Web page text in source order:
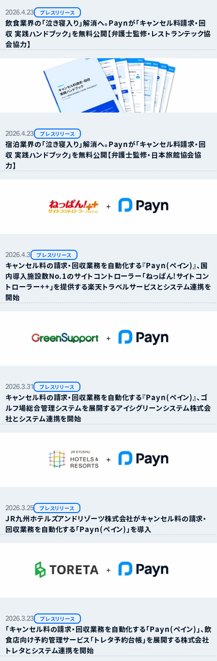
2026.4.23 プレスリリース
飲食業界の「泣き寝入り」解消へ。Paynが「キャンセル料請求・回
収 実践ハンドブック」を無料公開【弁護士監修・レストランテック協
会協力】
2026.4.23 プレスリリース
宿泊業界の「泣き寝入り」解消へ。Paynが「キャンセル料請求・回
収 実践ハンドブック」を無料公開【弁護士監修・日本旅館協会協
力】
2026.4.3 プレスリリース
キャンセル料の請求・回収業務を自動化する『Payn（ペイン）』、国
内導入施設数No.1のサイトコントローラー「ねっぱん！サイトコン
トローラー＋＋」を提供する楽天トラベルサービスとシステム連携を
開始
2026.3.31 プレスリリース
キャンセル料の請求・回収業務を自動化する『Payn（ペイン）』、ゴ
ルフ場総合管理システムを展開するアイシグリーンシステム株式会
社とシステム連携を開始
2026.3.25 プレスリリース
ＪＲ九州ホテルズアンドリゾーツ株式会社がキャンセル料の請求・
回収業務を自動化する「Payn（ペイン）」を導入
2026.3.23 プレスリリース
「キャンセル料の請求・回収業務を自動化する「Payn（ペイン）」、飲
食店向け予約管理サービス「トレタ予約台帳」を展開する株式会社
トレタとシステム連携を開始